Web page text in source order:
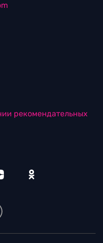
рекомендательных